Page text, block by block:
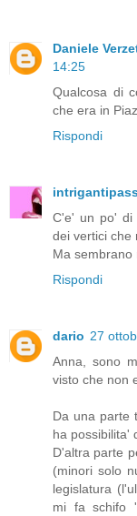
Daniele
14:25
Qualcosa di
che era in
Rispondi
C'e' un po' di
dei vertici che
Ma sembrano
Rispondi
dario 27
Anna, sono
visto che non
Da una parte
ha possibilita'
D'altra parte
(minori solo
legislatura
mi fa schifo